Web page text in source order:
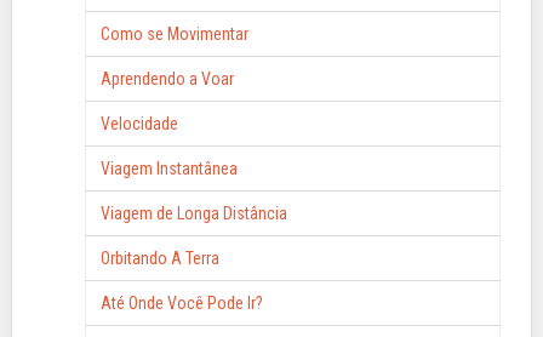
Como se Movimentar
Aprendendo a Voar
Velocidade
Viagem Instantânea
Viagem de Longa Distância
Orbitando A Terra
Até Onde Você Pode Ir?